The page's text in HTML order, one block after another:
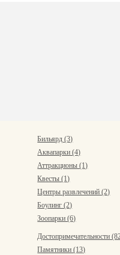
Бильярд (3)
Аквапарки (4)
Аттракционы (1)
Квесты (1)
Центры развлечений (2)
Боулинг (2)
Зоопарки (6)
Достопримечательности
Памятники (13)